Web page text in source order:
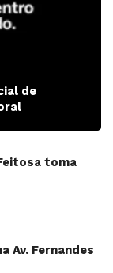
de
toma
Av. Fernandes